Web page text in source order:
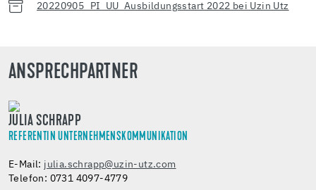
20220905_PI_UU_Ausbildungsstart 2022 bei Uzin Utz
ANSPRECHPARTNER
JULIA SCHRAPP
REFERENTIN UNTERNEHMENSKOMMUNIKATION
E-Mail: julia.schrapp@uzin-utz.com
Telefon: 0731 4097-4779